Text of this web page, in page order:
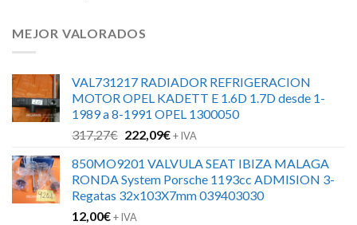
MEJOR VALORADOS
VAL731217 RADIADOR REFRIGERACION
MOTOR OPEL KADETT E 1.6D 1.7D desde 1-
1989 a 8-1991 OPEL 1300050
317,27€ El
original
era:
317,27€.
222,09€El
actual
es:
222,09€.
+ IVA
850MO9201 VALVULA SEAT IBIZA MALAGA
RONDA System Porsche 1193cc ADMISION 3-
Regatas 32x103X7mm 039403030
12,00€+ IVA